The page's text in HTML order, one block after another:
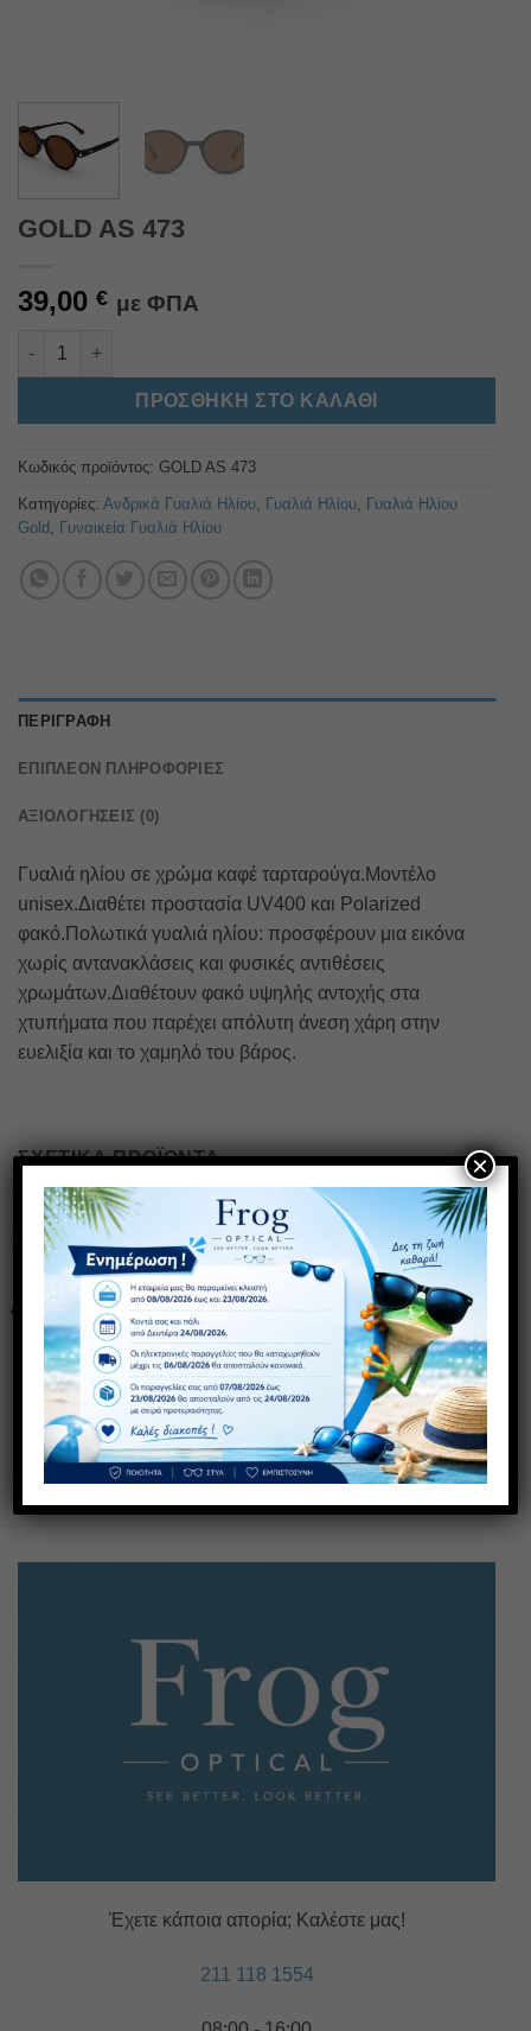
GOLD AS 473
39,00 € με ΦΠΑ
GOLD AS 473 ποσότητα
ΠΡΟΣΘΉΚΗ ΣΤΟ ΚΑΛΆΘΙ
Alternative:
Κωδικός προϊόντος: GOLD AS 473
Κατηγορίες: Ανδρικά Γυαλιά Ηλίου Γυαλιά Ηλίου Γυαλιά Ηλίου
Gold Γυναικεία Γυαλιά Ηλίου
ΠΕΡΙΓΡΑΦΉ
ΕΠΙΠΛΈΟΝ ΠΛΗΡΟΦΟΡΊΕΣ
ΑΞΙΟΛΟΓΉΣΕΙΣ (0)
Γυαλιά ηλίου σε χρώμα καφέ ταρταρούγα.Μοντέλο
unisex.Διαθέτει προστασία UV400 και Polarized
φακό.Πολωτικά γυαλιά ηλίου: προσφέρουν μια εικόνα
χωρίς αντανακλάσεις και φυσικές αντιθέσεις
χρωμάτων.Διαθέτουν φακό υψηλής αντοχής στα
χτυπήματα που παρέχει απόλυτη άνεση χάρη στην
ευελιξία και το χαμηλό του βάρος.
ΣΧΕΤΙΚΆ ΠΡΟΪΌΝΤΑ
ΠΡΟΣΦΟΡΑ
1+1 ΔΩΡΟ
Πρόσθήκη
στην λίστα
επιθυμιών
AS 289
με ΦΠΑ
ΠΡΟΣΦΟΡΑ
1+1 ΔΩΡΟ
Πρόσθήκη
στην λίστα
επιθυμιών
2053 C3
30,00
με ΦΠΑ
Έχετε κάποια απορία; Καλέστε μας!
211 118 1554
×